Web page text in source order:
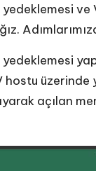
açılan